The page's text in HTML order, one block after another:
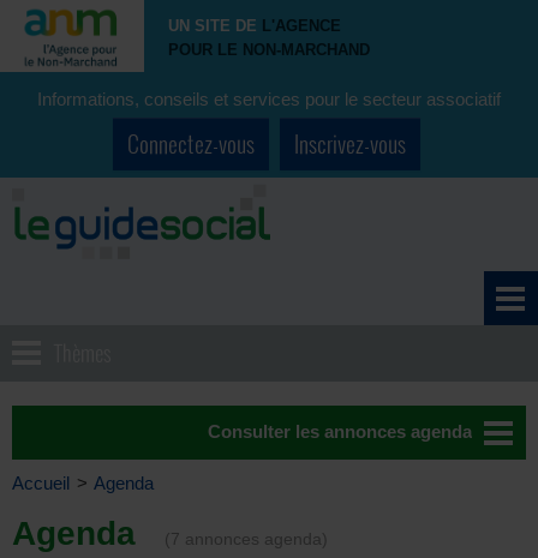
UN SITE DE L'AGENCE
POUR LE NON-MARCHAND
Informations, conseils et services pour le secteur associatif
Connectez-vous Inscrivez-vous
Consulter les annonces agenda
Accueil > Agenda
Agenda (7 annonces agenda)